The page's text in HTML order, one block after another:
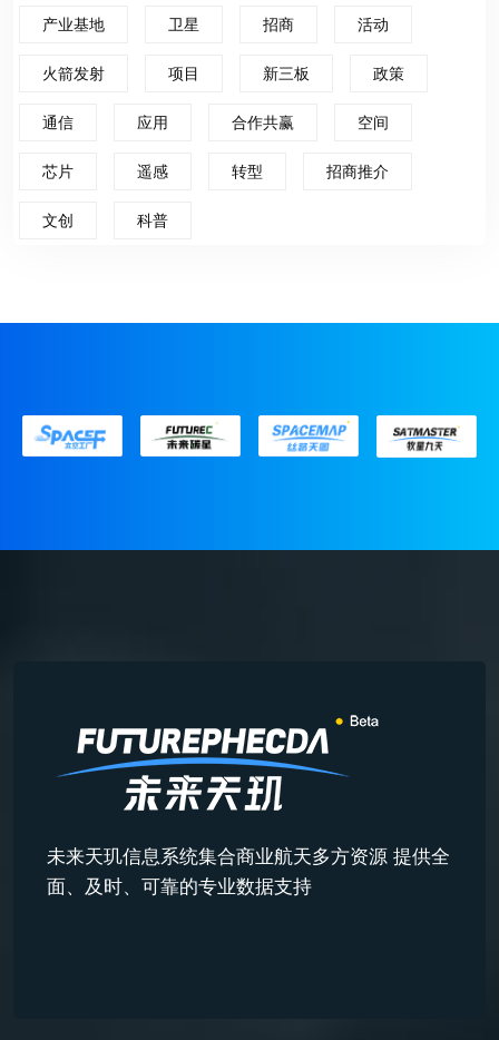
产业基地 卫星 招商 活动
火箭发射 项目 新三板 政策
通信 应用 合作共赢 空间
芯片 遥感 转型 招商推介
文创 科普
未来天玑信息系统集合商业航天多方资源 提供全
面、及时、可靠的专业数据支持